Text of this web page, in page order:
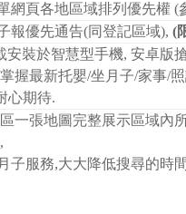
網頁各地區域排列優先權 (
報優先通告(同登記區域), (
安裝於智慧型手機, 安卓版
握最新托嬰/坐月子/家事/
心期待.
一張地圖完整展示區域內
子服務,大大降低搜尋的時